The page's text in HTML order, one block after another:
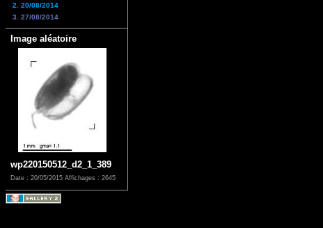
2. 20/08/2014
3. 27/08/2014
Image aléatoire
wp220150512_d2_1_389
Date : 20/05/2015 Affichages : 2645